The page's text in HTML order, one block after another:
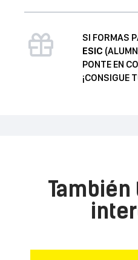
SI FORMAS
ESIC
PONTE EN
¡CONSIGUE